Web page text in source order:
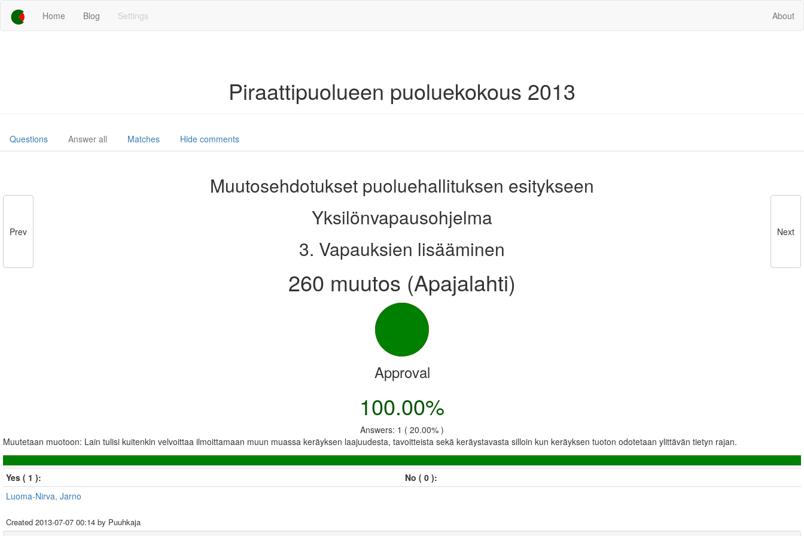
Home Blog Settings About
Piraattipuolueen puoluekokous 2013
Questions Answer all Matches Hide comments
Prev
Muutosehdotukset puoluehallituksen esitykseen
Yksilönvapausohjelma
3. Vapauksien lisääminen
260 muutos (Apajalahti)
Next
Approval
100.00%
Answers: 1 ( 20.00% )
Muutetaan muotoon: Lain tulisi kuitenkin velvoittaa ilmoittamaan muun muassa keräyksen laajuudesta, tavoitteista sekä keräystavasta silloin kun keräyksen tuoton odotetaan ylittävän tietyn rajan.
Yes ( 1 ):
No ( 0 ):
Luoma-Nirva, Jarno
Created 2013-07-07 00:14 by Puuhkaja